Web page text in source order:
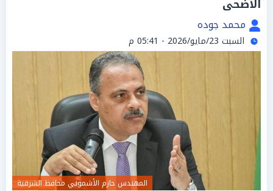
الأضحى
محمد جوده
السبت 23/مايو/2026 - 05:41 م
المهندس حازم الأشموني محافظ الشرقية